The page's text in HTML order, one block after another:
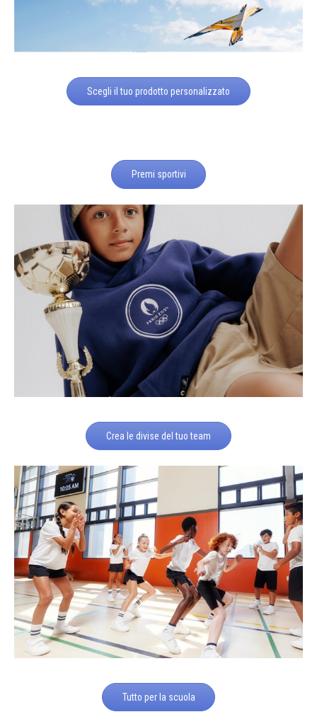
Scegli il tuo prodotto personalizzato
Premi sportivi
Crea le divise del tuo team
Tutto per la scuola